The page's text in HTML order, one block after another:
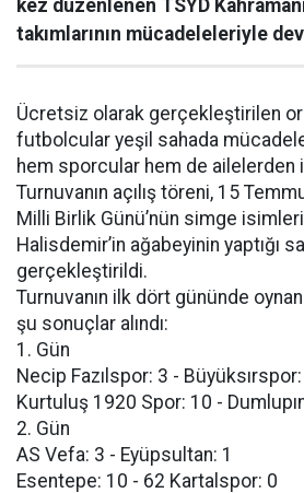
kez düzenlenen TSYD
takımlarının mücadeleleriyle
Ücretsiz olarak gerçekleştirilen
futbolcular yeşil sahada
hem sporcular hem de ailelerden
Turnuvanın açılış töreni, 15
Milli Birlik Günü’nün simge
Halisdemir’in ağabeyinin yaptığı
gerçekleştirildi.
Turnuvanın ilk dört gününde
şu sonuçlar alındı:
1. Gün
Necip Fazılspor: 3 -
Kurtuluş 1920 Spor: 10 -
2. Gün
AS Vefa: 3 - Eyüpsultan: 1
Esentepe: 10 - 62 Kartalspor: 0